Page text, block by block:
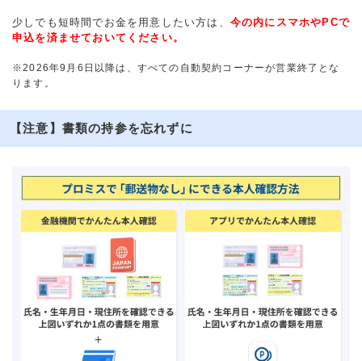
少しでも短時間でお金を用意したい方は、 今の内にスマホやPCで
申込を済ませておいてください。
※2026年9月6日以降は、すべての自動契約コーナーが営業終了とな
ります。
【注意】書類の持参を忘れずに